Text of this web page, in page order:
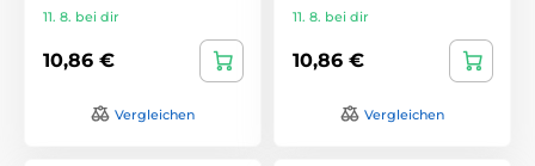
11. 8. bei dir
10,86 €
Vergleichen
11. 8. bei dir
10,86 €
Vergleichen